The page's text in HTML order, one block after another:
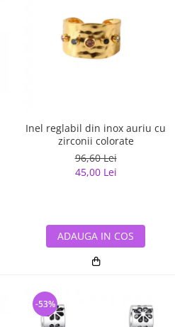
Inel reglabil din inox auriu cu
zirconii colorate
96,60 Lei
45,00 Lei
ADAUGA IN COS
-53%